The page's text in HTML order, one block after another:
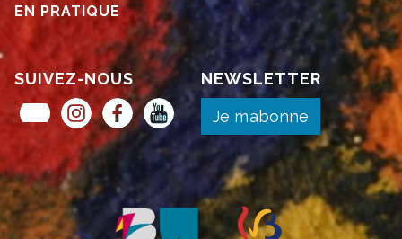
EN PRATIQUE
SUIVEZ-NOUS
Museum Pass Musées
Instagram
FacebookYouTube
NEWSLETTER
Je m’abonne